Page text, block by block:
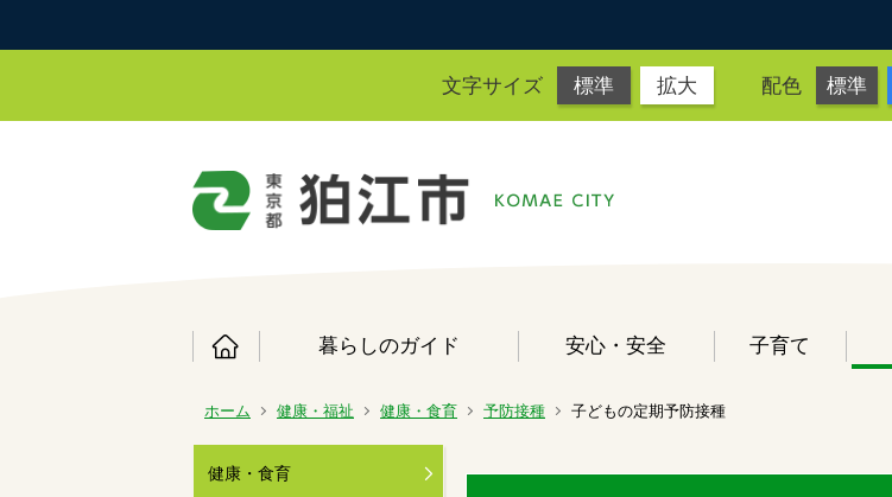
文字サイズ 標準 拡大 配色 標準
暮らしのガイド 安心・安全 子育て
ホーム 健康・福祉 健康・食育 予防接種 子どもの定期予防接種
健康・食育